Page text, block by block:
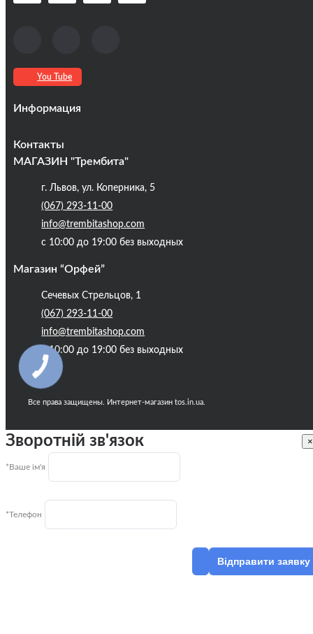
You Tube
Информация
Контакты
Публічна оферта
Бренди
Блог
Контакты
МАГАЗИН "Трембита"
г. Львов, ул. Коперника, 5
(067) 293-11-00
info@trembitashop.com
с 10:00 до 19:00 без выходных
Магазин “Орфей”
Сечевых Стрельцов, 1
(067) 293-11-00
info@trembitashop.com
с 10:00 до 19:00 без выходных
Все права защищены. Интернет-магазин tos.in.ua.
Зворотній зв'язок ×
*Ваше ім'я
*Телефон
Відправити заявку